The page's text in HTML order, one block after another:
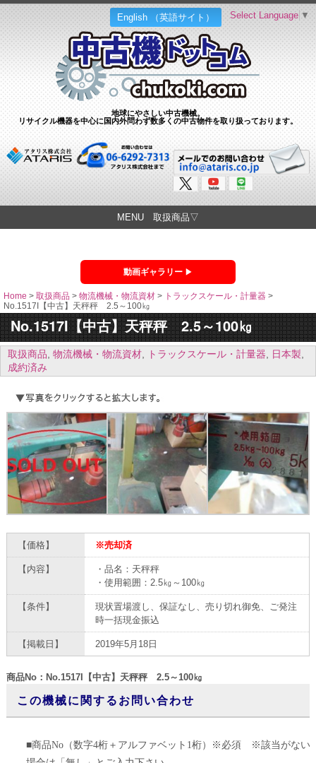
English （英語サイト）
地球にやさしい中古機械。
リサイクル機器を中心に国内外問わず数多くの中古物件を取り扱っております。
Select Language ▼
MENU 取扱商品▽
動画ギャラリー
Home > 取扱商品 > 物流機械・物流資材 > トラックスケール・計量器 >
No.1517I【中古】天秤秤 2.5～100㎏
No.1517I【中古】天秤秤 2.5～100㎏
取扱商品, 物流機械・物流資材, トラックスケール・計量器, 日本製,
成約済み
【価格】 ※売却済
【内容】
・品名：天秤秤
・使用範囲：2.5㎏～100㎏
【条件】
現状置場渡し、保証なし、売り切れ御免、ご発注
時一括現金振込
【掲載日】 2019年5月18日
商品No：No.1517I【中古】天秤秤 2.5～100㎏
この機械に関するお問い合わせ